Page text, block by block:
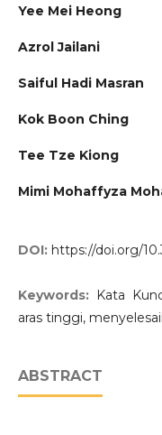
Yee Mei Heong
Azrol Jailani
Saiful Hadi Masran
Kok Boon Ching
Tee Tze Kiong
Mimi Mohaffyza
DOI: https://doi.org/
Keywords: Kata
aras tinggi,
ABSTRACT